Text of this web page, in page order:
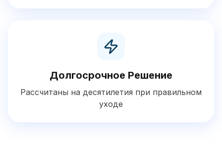
Долгосрочное Решение
Рассчитаны на десятилетия при правильном
уходе